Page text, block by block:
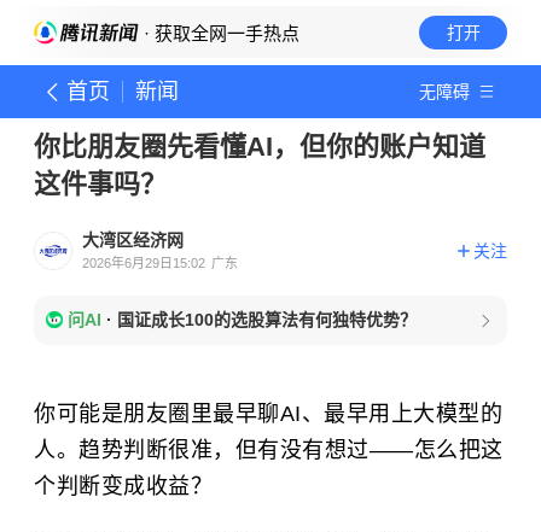
· 获取全网一手热点 打开
首页 新闻 无障碍
你比朋友圈先看懂AI，但你的账户知道
这件事吗？
大湾区经济网
2026年6月29日15:02 广东
关注
问AI · 国证成长100的选股算法有何独特优势？
你可能是朋友圈里最早聊AI、最早用上大模型的
人。趋势判断很准，但有没有想过——怎么把这
个判断变成收益？